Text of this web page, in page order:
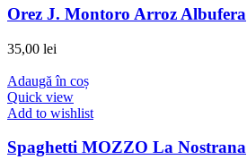
Orez J. Montoro Arroz Albufera
35,00 lei
Adaugă în coș
Quick view
Add to wishlist
Spaghetti MOZZO La Nostrana